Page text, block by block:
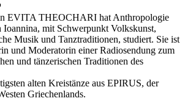
EVITA THEOCHARI hat Anthropologie
Ioannina, mit Schwerpunkt Volkskunst,
Musik und Tanztraditionen, studiert. Sie ist
und Moderatorin einer Radiosendung zum
und tänzerischen Traditionen des
alten Kreistänze aus EPIRUS, der
Griechenlands.